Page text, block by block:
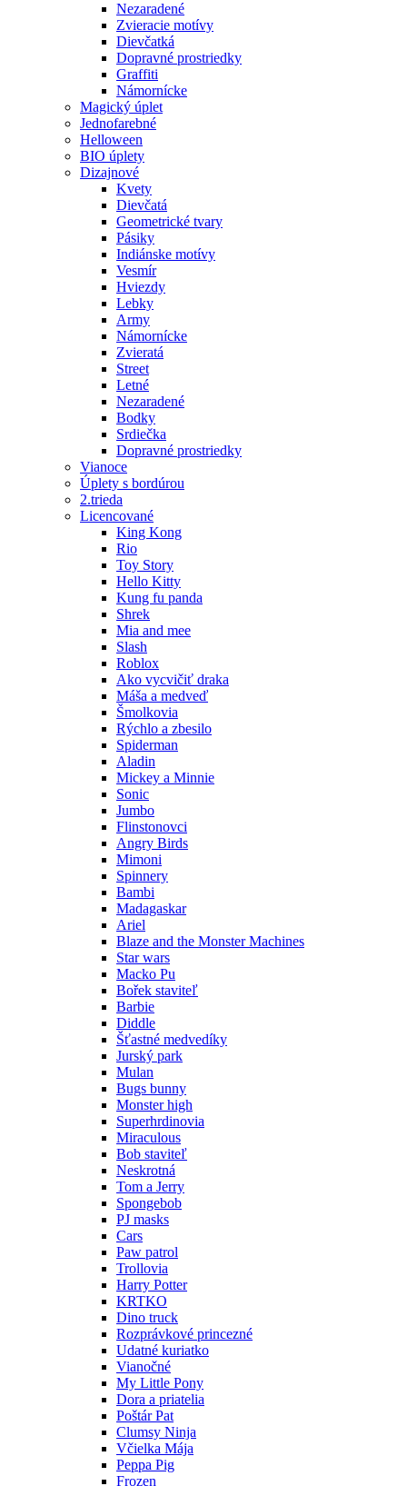
Nezaradené
Zvieracie motívy
Dievčatká
Dopravné prostriedky
Graffiti
Námornícke
Magický úplet
Jednofarebné
Helloween
BIO úplety
Dizajnové
Kvety
Dievčatá
Geometrické tvary
Pásiky
Indiánske motívy
Vesmír
Hviezdy
Lebky
Army
Námornícke
Zvieratá
Street
Letné
Nezaradené
Bodky
Srdiečka
Dopravné prostriedky
Vianoce
Úplety s bordúrou
2.trieda
Licencované
King Kong
Rio
Toy Story
Hello Kitty
Kung fu panda
Shrek
Mia and mee
Slash
Roblox
Ako vycvičiť draka
Máša a medveď
Šmolkovia
Rýchlo a zbesilo
Spiderman
Aladin
Mickey a Minnie
Sonic
Jumbo
Flinstonovci
Angry Birds
Mimoni
Spinnery
Bambi
Madagaskar
Ariel
Blaze and the Monster Machines
Star wars
Macko Pu
Bořek staviteľ
Barbie
Diddle
Šťastné medvedíky
Jurský park
Mulan
Bugs bunny
Monster high
Superhrdinovia
Miraculous
Bob staviteľ
Neskrotná
Tom a Jerry
Spongebob
PJ masks
Cars
Paw patrol
Trollovia
Harry Potter
KRTKO
Dino truck
Rozprávkové princezné
Udatné kuriatko
Vianočné
My Little Pony
Dora a priatelia
Poštár Pat
Clumsy Ninja
Včielka Mája
Peppa Pig
Frozen